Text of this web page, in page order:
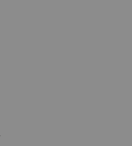
Development